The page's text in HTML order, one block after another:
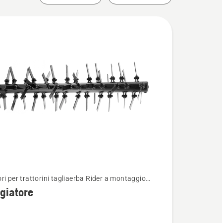
per trattorini tagliaerba Rider a montaggio